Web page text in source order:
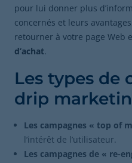
pour lui donner plus
concernés et leurs
retourner à votre page Web
d’achat.
Les types de
drip
Les campagnes « top of
l’intérêt de l’utilisateur.
Les campagnes de « re-